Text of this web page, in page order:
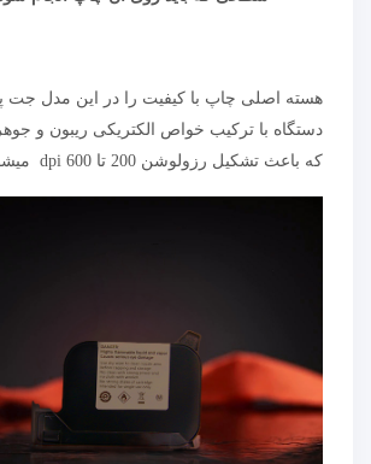
هسته اصلی چاپ با کیفیت را در این مدل جت
دستگاه با ترکیب خواص الکتریکی ریبون و
که باعث تشکیل رزولوشن 200 تا 600 dpi میشود.